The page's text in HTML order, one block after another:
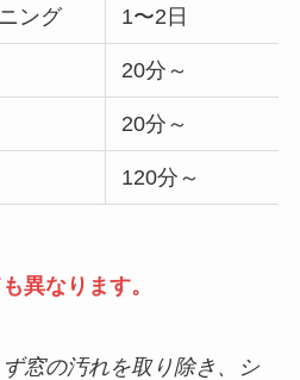
ング 1〜2日
20分～
20分～
120分～
異なります。
窓の汚れを取り除き、シ